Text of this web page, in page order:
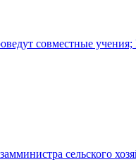
совместные
сельского